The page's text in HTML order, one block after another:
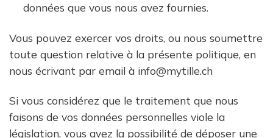
données que vous nous avez fournies.
Vous pouvez exercer vos droits, ou nous soumettre
toute question relative à la présente politique, en
nous écrivant par email à info@mytille.ch
Si vous considérez que le traitement que nous
faisons de vos données personnelles viole la
législation, vous avez la possibilité de déposer une